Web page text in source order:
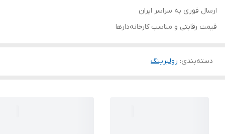
ارسال فوری به سراسر ایران
قیمت رقابتی و مناسب کارخانه‌دارها
دسته‌بندی: رولبرینگ